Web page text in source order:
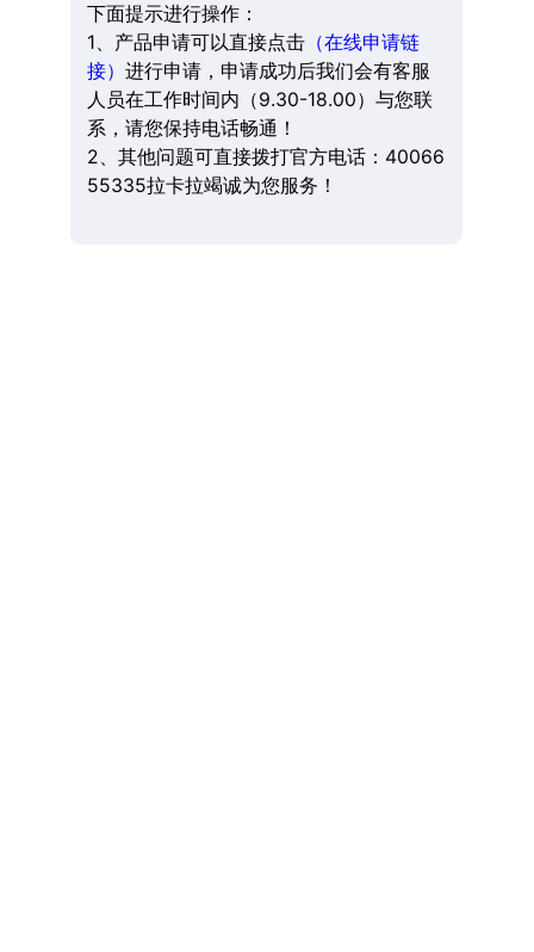
下面提示进行操作：
1、产品申请可以直接点击（在线申请链
接） 进行申请，申请成功后我们会有客服
人员在工作时间内（9.30-18.00）与您联
系，请您保持电话畅通！
2、其他问题可直接拨打官方电话：40066
55335拉卡拉竭诚为您服务！